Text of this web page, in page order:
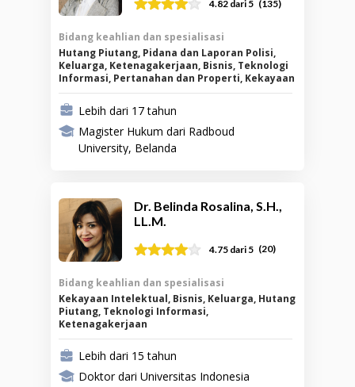
4.82 dari 5 (135)
Bidang keahlian dan spesialisasi
Hutang Piutang, Pidana dan Laporan Polisi,
Keluarga, Ketenagakerjaan, Bisnis, Teknologi
Informasi, Pertanahan dan Properti, Kekayaan
Intelektual
Lebih dari 17 tahun
Magister Hukum dari Radboud
University, Belanda
Dr. Belinda Rosalina, S.H.,
LL.M.
4.75 dari 5 (20)
Bidang keahlian dan spesialisasi
Kekayaan Intelektual, Bisnis, Keluarga, Hutang
Piutang, Teknologi Informasi,
Ketenagakerjaan
Lebih dari 15 tahun
Doktor dari Universitas Indonesia